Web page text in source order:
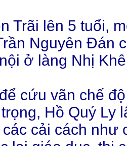
Trãi lên 5 tuổi,
Nguyên Đán
ở làng Nhị
cứu vãn chế
Hồ Quý Ly
cải cách như